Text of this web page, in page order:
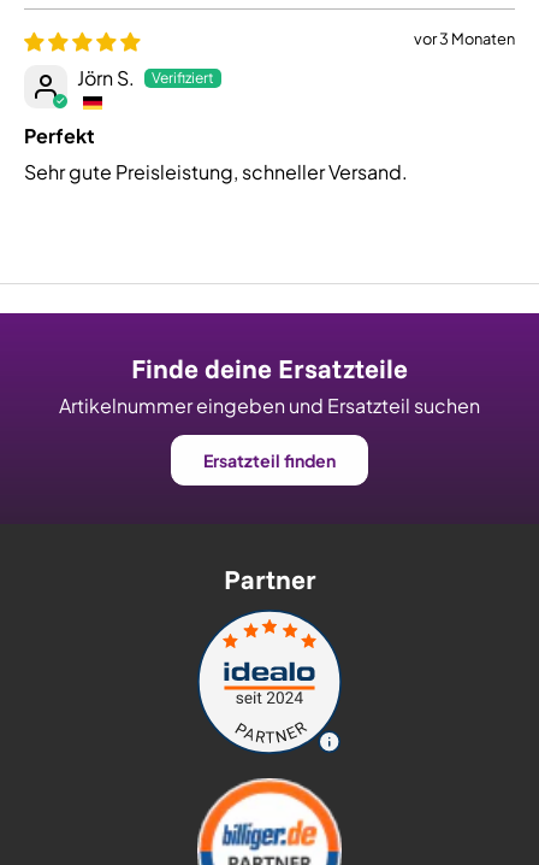
vor 3 Monaten
Jörn S.
Perfekt
Sehr gute Preisleistung, schneller Versand.
Finde deine Ersatzteile
Artikelnummer eingeben und Ersatzteil suchen
Ersatzteil finden
Partner